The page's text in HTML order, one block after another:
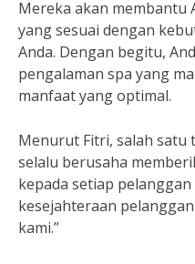
Mereka akan membantu
yang sesuai dengan
Anda. Dengan begitu,
pengalaman spa yang
manfaat yang optimal.
Menurut Fitri, salah satu
selalu berusaha
kepada setiap
kesejahteraan
kami.”